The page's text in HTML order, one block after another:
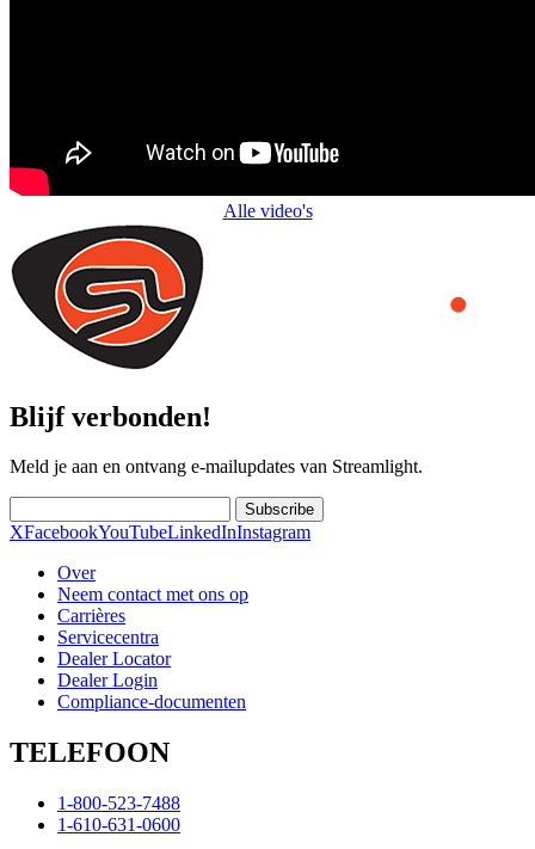
Alle video's
Blijf verbonden!
Meld je aan en ontvang e-mailupdates van Streamlight.
Subscribe
XFacebookYouTubeLinkedInInstagram
Over
Neem contact met ons op
Carrières
Servicecentra
Dealer Locator
Dealer Login
Compliance-documenten
TELEFOON
1-800-523-7488
1-610-631-0600